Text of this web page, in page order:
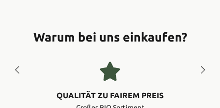
Warum bei uns einkaufen?
QUALITÄT ZU FAIREM PREIS